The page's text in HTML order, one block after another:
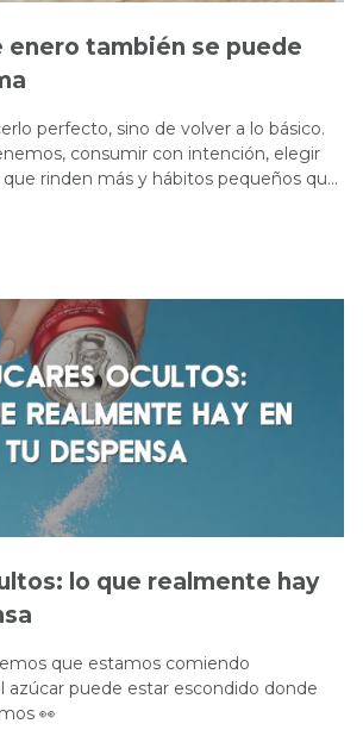
enero también se puede
perfecto, sino de volver a lo básico.
consumir con intención, elegir
rinden más y hábitos pequeños que
lo que realmente hay
que estamos comiendo
azúcar puede estar escondido donde
👀